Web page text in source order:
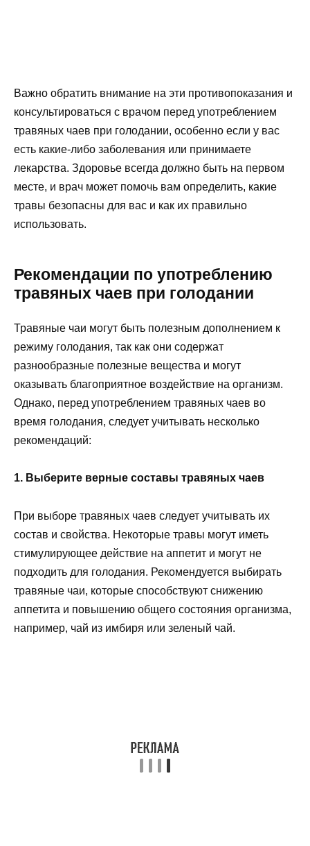
Важно обратить внимание на эти противопоказания и
консультироваться с врачом перед употреблением
травяных чаев при голодании, особенно если у вас
есть какие-либо заболевания или принимаете
лекарства. Здоровье всегда должно быть на первом
месте, и врач может помочь вам определить, какие
травы безопасны для вас и как их правильно
использовать.
Рекомендации по употреблению
травяных чаев при голодании
Травяные чаи могут быть полезным дополнением к
режиму голодания, так как они содержат
разнообразные полезные вещества и могут
оказывать благоприятное воздействие на организм.
Однако, перед употреблением травяных чаев во
время голодания, следует учитывать несколько
рекомендаций:
1. Выберите верные составы травяных чаев
При выборе травяных чаев следует учитывать их
состав и свойства. Некоторые травы могут иметь
стимулирующее действие на аппетит и могут не
подходить для голодания. Рекомендуется выбирать
травяные чаи, которые способствуют снижению
аппетита и повышению общего состояния организма,
например, чай из имбиря или зеленый чай.